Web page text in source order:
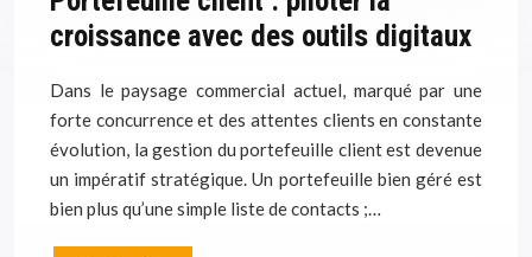
croissance avec des outils digitaux
Dans le paysage commercial actuel, marqué par une
forte concurrence et des attentes clients en constante
évolution, la gestion du portefeuille client est devenue
un impératif stratégique. Un portefeuille bien géré est
bien plus qu’une simple liste de contacts ;…